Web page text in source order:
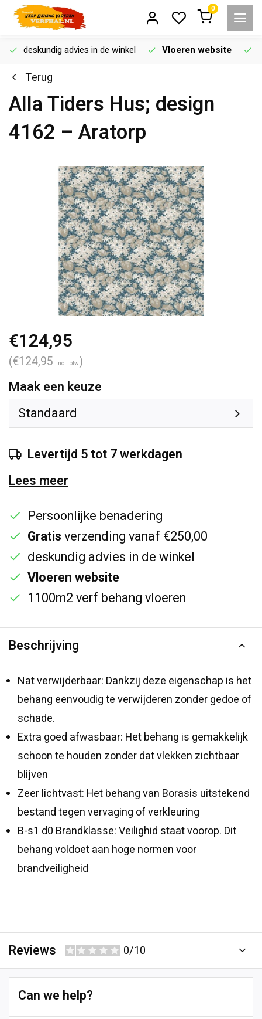
0
deskundig advies in de winkel Vloeren website
Terug
Alla Tiders Hus; design
4162 – Aratorp
€124,95
(€124,95 Incl. btw)
Maak een keuze
Standaard
Levertijd 5 tot 7 werkdagen
Lees meer
Persoonlijke benadering
Gratisverzending vanaf €250,00
deskundig advies in de winkel
Vloeren website
1100m2 verf behang vloeren
Beschrijving
Nat verwijderbaar: Dankzij deze eigenschap is het
behang eenvoudig te verwijderen zonder gedoe of
schade.
Extra goed afwasbaar: Het behang is gemakkelijk
schoon te houden zonder dat vlekken zichtbaar
blijven
Zeer lichtvast: Het behang van Borasis uitstekend
bestand tegen vervaging of verkleuring
B-s1 d0 Brandklasse: Veilighid staat voorop. Dit
behang voldoet aan hoge normen voor
brandveiligheid
Reviews 0/10
Can we help?